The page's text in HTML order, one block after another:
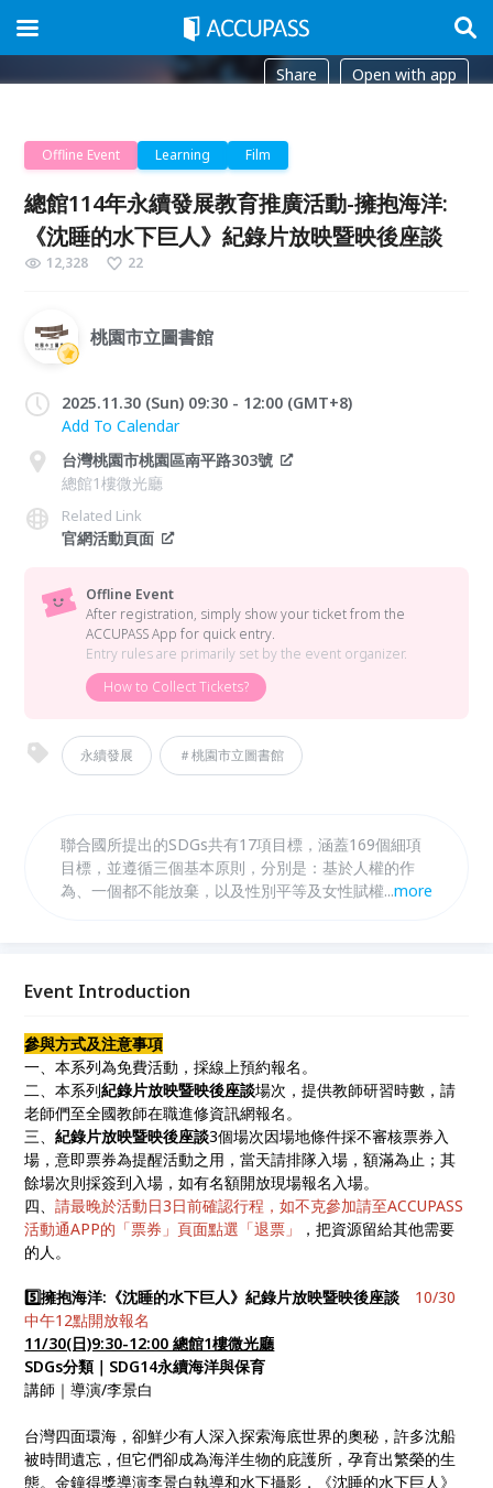
Share Open with app
Offline Event Learning Film
總館114年永續發展教育推廣活動-擁抱海洋:
《沈睡的水下巨人》紀錄片放映暨映後座談
12,328 22
桃園市立圖書館
2025.11.30 (Sun) 09:30 - 12:00 (GMT+8)
Add To Calendar
台灣桃園市桃園區南平路303號
總館1樓微光廳
Related Link
官網活動頁面
Offline Event
After registration, simply show your ticket from the
ACCUPASS App for quick entry.
Entry rules are primarily set by the event organizer.
How to Collect Tickets?
永續發展 ＃桃園市立圖書館
聯合國所提出的SDGs共有17項目標，涵蓋169個細項
目標，並遵循三個基本原則，分別是：基於人權的作
為、一個都不能放棄，以及性別平等及女性賦權。本案
相關書籍，帶領社會大眾了解何為SDGs分類所涉及的
...more
Event Introduction
參與方式及注意事項
一、本系列為免費活動，採線上預約報名。
二、本系列紀錄片放映暨映後座談場次，提供教師研習時數，請
老師們至全國教師在職進修資訊網報名。
三、紀錄片放映暨映後座談3個場次因場地條件採不審核票券入
場，意即票券為提醒活動之用，當天請排隊入場，額滿為止；其
餘場次則採簽到入場，如有名額開放現場報名入場。
四、請最晚於活動日3日前確認行程，如不克參加請至ACCUPASS
活動通APP的「票券」頁面點選「退票」
，把資源留給其他需要
的人。
5️⃣擁抱海洋:《沈睡的水下巨人》紀錄片放映暨映後座談 10/30
中午12點開放報名
11/30(日)9:30-12:00 總館1樓微光廳
SDGs分類｜SDG14永續海洋與保育
講師｜導演/李景白
台灣四面環海，卻鮮少有人深入探索海底世界的奧秘，許多沈船
被時間遺忘，但它們卻成為海洋生物的庇護所，孕育出繁榮的生
態。金鐘得獎導演李景白執導和水下攝影，《沈睡的水下巨人》